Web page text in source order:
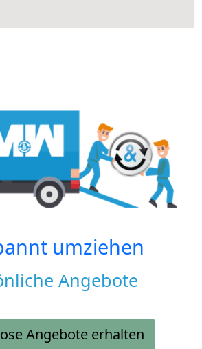
umziehen
Angebote
Angebote erhalten